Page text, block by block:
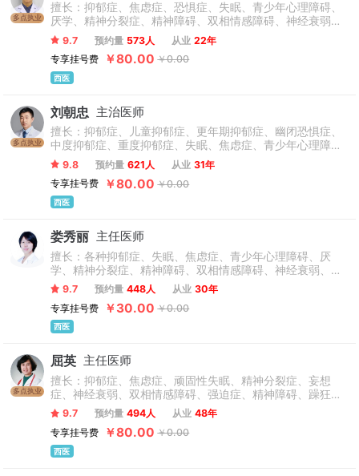
多点执业
擅长：抑郁症、焦虑症、恐惧症、失眠、青少年心理障碍、
厌学、精神分裂症、精神障碍、双相情感障碍、神经衰弱、
躯体化障碍、强迫症、躁郁症、情绪障碍、青少年儿童心理
咨询、自闭症、躁狂症、狂躁症、植物神经功能紊乱、神经
官能症、情感性精神障碍、幻听幻觉、疑病症、妄想症、创
伤后应激障碍、心境障碍、人格障碍、社交障碍、自残、网
神心理疾病的临床治疗，通晓精神药理学、心理咨询。
9.7 预约量 573人 从业 22年
专享挂号费
￥80.00 ￥0.00
西医
多点执业
刘朝忠 主治医师
擅长：抑郁症、儿童抑郁症、更年期抑郁症、幽闭恐惧症、
中度抑郁症、重度抑郁症、失眠、焦虑症、青少年心理障
碍、厌学、精神分裂症、精神障碍、双相情感障碍、神经衰
弱、躯体化障碍、强迫症、恐惧症、躁郁症、情绪障碍、心
理障碍、青少年儿童心理咨询、自闭症、躁狂症、植物神经
功能紊乱、神经官能症、幻听幻觉、疑病症、妄想症、创伤
自残、网瘾、癔症、青少年叛逆、酒瘾、小儿多动症、抽动
症、等精神心理疾病的临床治疗。
9.8 预约量 621人 从业 31年
专享挂号费
￥80.00 ￥0.00
西医
娄秀丽 主任医师
擅长：各种抑郁症、失眠、焦虑症、青少年心理障碍、厌
学、精神分裂症、精神障碍、双相情感障碍、神经衰弱、躯
体化障碍、强迫症、恐惧症、躁郁症、青少年儿童心理咨
询、自闭症、植物神经功能紊乱、神经官能症、幻听幻觉、
狂躁症、疑病症、妄想症、创伤后应激障碍、孤独症、人格
障碍、社交障碍、沉迷游戏、癔症、青少年叛逆、酒瘾、小
心理常见病诊治，尤其深耕于青少年心理健康领域。对青少
年情绪障碍、青少年厌学情绪、以及家庭亲子关系、心理困
惑、两性情感等常见问题拥有独到见解与丰富干预经
9.7 预约量 448人 从业 30年
专享挂号费
￥30.00 ￥0.00
西医
多点执业
屈英 主任医师
擅长：抑郁症、焦虑症、顽固性失眠、精神分裂症、妄想
症、神经衰弱、双相情感障碍、强迫症、精神障碍、躁狂
症、恐惧症、癔症、躯体化障碍、神经官能症、植物神经紊
乱等精神、心理疾病的诊疗。
9.7 预约量 494人 从业 48年
专享挂号费
￥80.00 ￥0.00
西医